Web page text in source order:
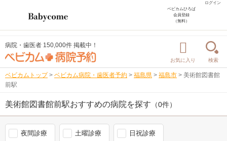
ログイン
ベビカムひろば
会員登録
（無料）
病院・歯医者 150,000件 掲載中！
お気に入り 検索
ベビカムトップ > ベビカム病院・歯医者予約 > 福島県 > 福島市 > 美術館図書館
前駅
美術館図書館前駅おすすめの病院を探す （0件）
夜間診療 土曜診療 日祝診療